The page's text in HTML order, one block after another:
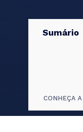
Sumário
CONHEÇA